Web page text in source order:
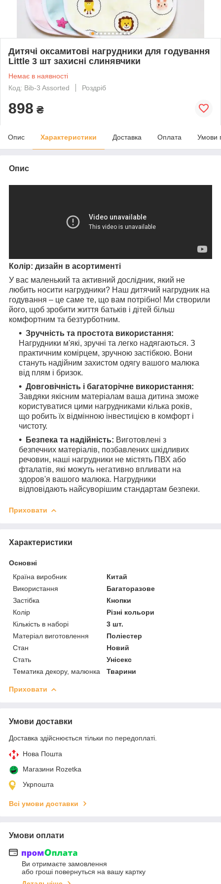
Дитячі оксамитові нагрудники для годування
Little 3 шт захисні слинявчики
Немає в наявності
Код: Bib-3 Assorted
Роздріб
898 ₴
Опис Характеристики Доставка Оплата Умови
Опис
Колір: дизайн в асортименті
У вас маленький та активний дослідник, який не
любить носити нагрудники? Наш дитячий нагрудник на
годування – це саме те, що вам потрібно! Ми створили
його, щоб зробити життя батьків і дітей більш
комфортним та безтурботним.
Зручність та простота використання:
Нагрудники м'які, зручні та легко надягаються. З
практичним комірцем, зручною застібкою. Вони
стануть надійним захистом одягу вашого малюка
від плям і бризок.
Довговічність і багаторічне використання:
Завдяки якісним матеріалам ваша дитина зможе
користуватися цими нагрудниками кілька років,
що робить їх відмінною інвестицією в комфорт і
чистоту.
Безпека та надійність: Виготовлені з
безпечних матеріалів, позбавлених шкідливих
речовин, наші нагрудники не містять ПВХ або
фталатів, які можуть негативно впливати на
здоров'я вашого малюка. Нагрудники
відповідають найсуворішим стандартам безпеки.
Приховати
Характеристики
Основні
Країна виробник
Китай
Використання
Багаторазове
Застібка
Кнопки
Колір
Різні кольори
Кількість в наборі
3 шт.
Матеріал виготовлення
Поліестер
Стан
Новий
Стать
Унісекс
Тематика декору, малюнка
Тварини
Приховати
Умови доставки
Доставка здійснюється тільки по передоплаті.
Нова Пошта
Магазини Rozetka
Укрпошта
Всі умови доставки
Умови оплати
Ви отримаєте замовлення
або гроші повернуться на вашу картку